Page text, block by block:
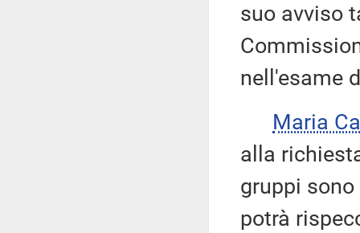
suo avviso
nell'esame
Maria
alla
gruppi
potrà